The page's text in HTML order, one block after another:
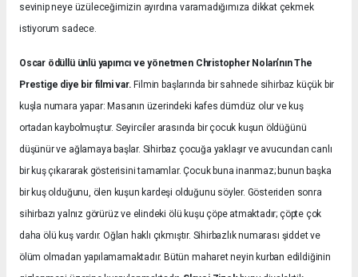
sevinip neye üzüleceğimizin ayırdına varamadığımıza dikkat çekmek
istiyorum sadece.
Oscar ödüllü ünlü yapımcı ve yönetmen Christopher Nolan’nın The
Prestige diye bir filmi var.Filmin başlarında bir sahnede sihirbaz küçük bir
kuşla numara yapar: Masanın üzerindeki kafes dümdüz olur ve kuş
ortadan kaybolmuştur. Seyirciler arasında bir çocuk kuşun öldüğünü
düşünür ve ağlamaya başlar. Sihirbaz çocuğa yaklaşır ve avucundan canlı
bir kuş çıkararak gösterisini tamamlar. Çocuk buna inanmaz; bunun başka
bir kuş olduğunu, ölen kuşun kardeşi olduğunu söyler. Gösteriden sonra
sihirbazı yalnız görürüz ve elindeki ölü kuşu çöpe atmaktadır; çöpte çok
daha ölü kuş vardır. Oğlan haklı çıkmıştır. Sihirbazlık numarası şiddet ve
ölüm olmadan yapılamamaktadır. Bütün maharet neyin kurban edildiğinin